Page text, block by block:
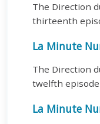
The Direction
thirteenth
La Minute
The Direction
twelfth
La Minute